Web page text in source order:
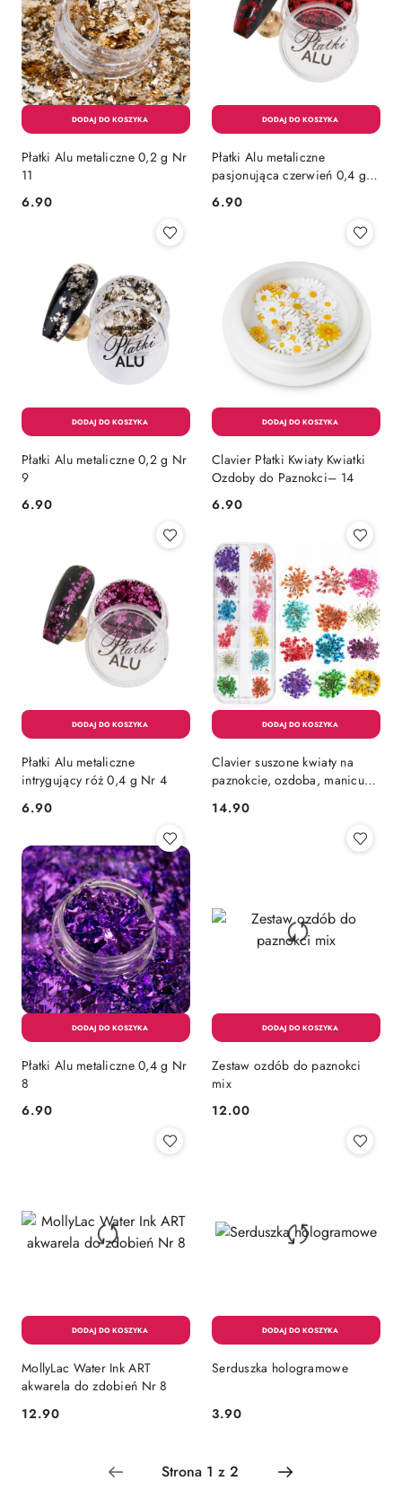
Płatki Alu metaliczne 0,2 g Nr
11
Cena:
6.90
Płatki Alu metaliczne
pasjonująca czerwień 0,4 g
Cena:
6.90
Płatki Alu metaliczne 0,2 g Nr
9
Cena:
6.90
Clavier Płatki Kwiaty Kwiatki
Ozdoby do Paznokci– 14
Cena:
6.90
Płatki Alu metaliczne
intrygujący róż 0,4 g Nr 4
Cena:
6.90
Clavier suszone kwiaty na
paznokcie, ozdoba, manicure,
Cena:
14.90
Płatki Alu metaliczne 0,4 g Nr
8
Cena:
6.90
Zestaw ozdób do paznokci
mix
Cena:
12.00
MollyLac Water Ink ART
akwarela do zdobień Nr 8
Cena:
12.90
Serduszka hologramowe
Cena:
3.90